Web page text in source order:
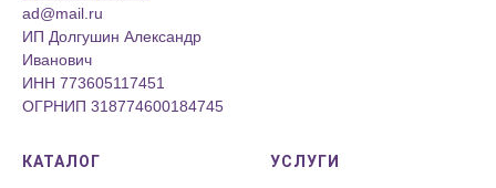
ad@mail.ru
ИП Долгушин Александр
Иванович
ИНН 773605117451
ОГРНИП 318774600184745
КАТАЛОГ УСЛУГИ